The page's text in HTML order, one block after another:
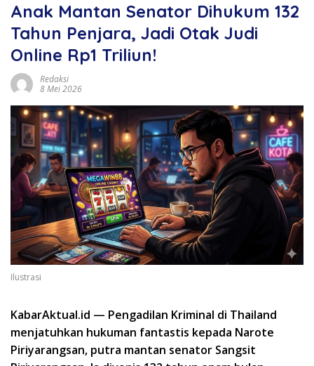
Anak Mantan Senator Dihukum 132
Tahun Penjara, Jadi Otak Judi
Online Rp1 Triliun!
Redaksi
8 Mei 2026
Ilustrasi
KabarAktual.id — Pengadilan Kriminal di Thailand
menjatuhkan hukuman fantastis kepada Narote
Piriyarangsan, putra mantan senator Sangsit